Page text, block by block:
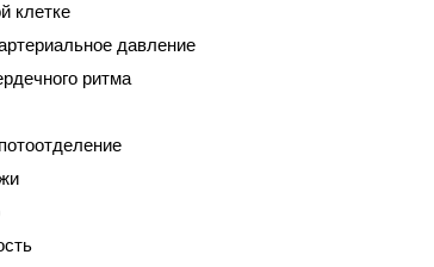
клетке
давление
ритма